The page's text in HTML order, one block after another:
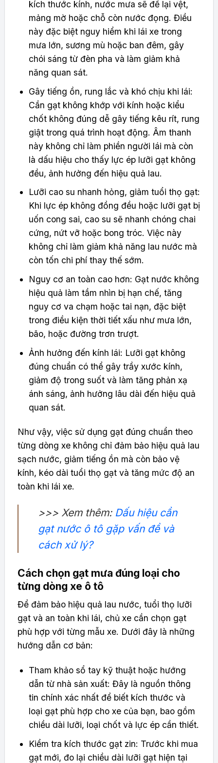
kích thước kính, nước mưa sẽ để lại vệt,
mảng mờ hoặc chỗ còn nước đọng. Điều
này đặc biệt nguy hiểm khi lái xe trong
mưa lớn, sương mù hoặc ban đêm, gây
chói sáng từ đèn pha và làm giảm khả
năng quan sát.
Gây tiếng ồn, rung lắc và khó chịu khi lái:
Cần gạt không khớp với kính hoặc kiểu
chốt không đúng dễ gây tiếng kêu rít, rung
giật trong quá trình hoạt động. Âm thanh
này không chỉ làm phiền người lái mà còn
là dấu hiệu cho thấy lực ép lưỡi gạt không
đều, ảnh hưởng đến hiệu quả lau.
Lưỡi cao su nhanh hỏng, giảm tuổi thọ gạt:
Khi lực ép không đồng đều hoặc lưỡi gạt bị
uốn cong sai, cao su sẽ nhanh chóng chai
cứng, nứt vỡ hoặc bong tróc. Việc này
không chỉ làm giảm khả năng lau nước mà
còn tốn chi phí thay thế sớm.
Nguy cơ an toàn cao hơn: Gạt nước không
hiệu quả làm tầm nhìn bị hạn chế, tăng
nguy cơ va chạm hoặc tai nạn, đặc biệt
trong điều kiện thời tiết xấu như mưa lớn,
bão, hoặc đường trơn trượt.
Ảnh hưởng đến kính lái: Lưỡi gạt không
đúng chuẩn có thể gây trầy xước kính,
giảm độ trong suốt và làm tăng phản xạ
ánh sáng, ảnh hưởng lâu dài đến hiệu quả
quan sát.
Như vậy, việc sử dụng gạt đúng chuẩn theo
từng dòng xe không chỉ đảm bảo hiệu quả lau
sạch nước, giảm tiếng ồn mà còn bảo vệ
kính, kéo dài tuổi thọ gạt và tăng mức độ an
toàn khi lái xe.
>>> Xem thêm: Dấu hiệu cần
gạt nước ô tô gặp vấn đề và
cách xử lý?
Cách chọn gạt mưa đúng loại cho
từng dòng xe ô tô
Để đảm bảo hiệu quả lau nước, tuổi thọ lưỡi
gạt và an toàn khi lái, chủ xe cần chọn gạt
phù hợp với từng mẫu xe. Dưới đây là những
hướng dẫn cơ bản:
Tham khảo sổ tay kỹ thuật hoặc hướng
dẫn từ nhà sản xuất: Đây là nguồn thông
tin chính xác nhất để biết kích thước và
loại gạt phù hợp cho xe của bạn, bao gồm
chiều dài lưỡi, loại chốt và lực ép cần thiết.
Kiểm tra kích thước gạt zin: Trước khi mua
gạt mới, đo lại chiều dài lưỡi gạt hiện tại